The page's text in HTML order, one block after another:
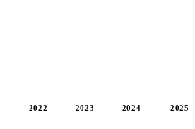
2022 2023 2024 2025